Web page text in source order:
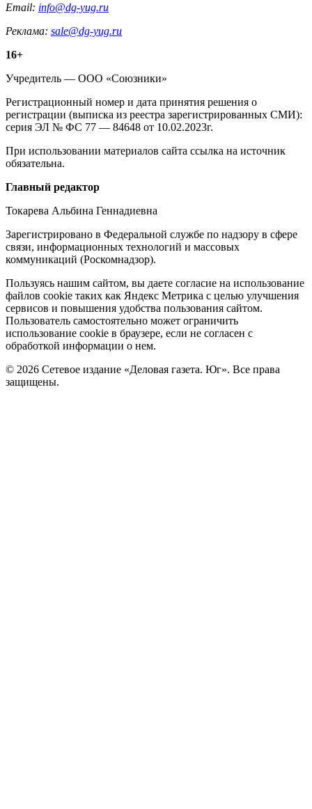
Email: info@dg-yug.ru
Реклама: sale@dg-yug.ru
Информация
о
издании
16+
Учредитель — ООО «Союзники»
Регистрационный номер и дата принятия решения о
регистрации (выписка из реестра зарегистрированных СМИ):
серия ЭЛ № ФС 77 — 84648 от 10.02.2023г.
При использовании материалов сайта ссылка на источник
обязательна.
Редакция
Главный редактор
Токарева Альбина Геннадиевна
Зарегистрировано в Федеральной службе по надзору в сфере
связи, информационных технологий и массовых
коммуникаций (Роскомнадзор).
Политика
cookie
Пользуясь нашим сайтом, вы даете согласие на использование
файлов cookie таких как Яндекс Метрика с целью улучшения
сервисов и повышения удобства пользования сайтом.
Пользователь самостоятельно может ограничить
использование cookie в браузере, если не согласен с
обработкой информации о нем.
© 2026 Сетевое издание «Деловая газета. Юг». Все права
защищены.